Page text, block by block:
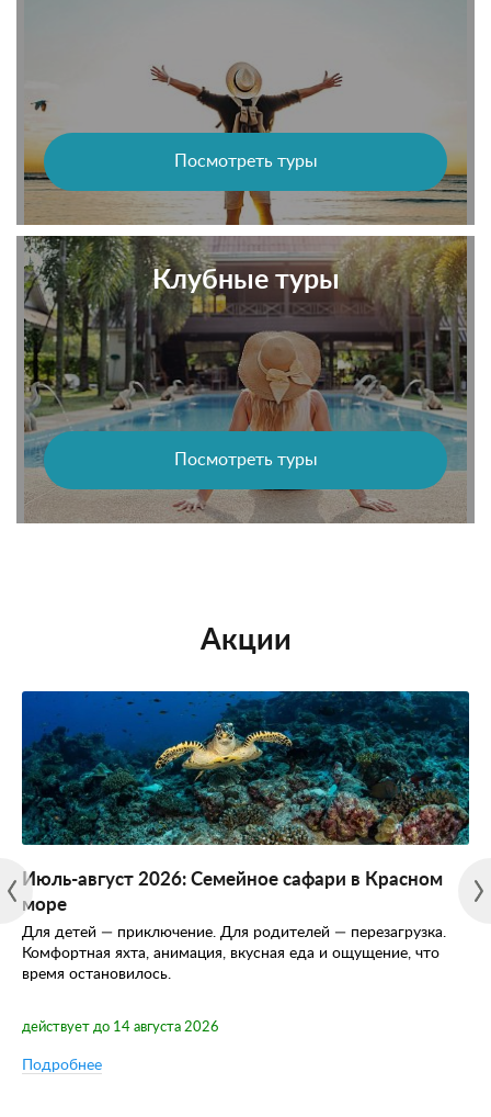
Посмотреть туры
Клубные туры
Посмотреть туры
Акции
Июль-август 2026: Семейное сафари в Красном
море
Для детей — приключение. Для родителей — перезагрузка.
Комфортная яхта, анимация, вкусная еда и ощущение, что
время остановилось.
действует до 14 августа 2026
Подробнее